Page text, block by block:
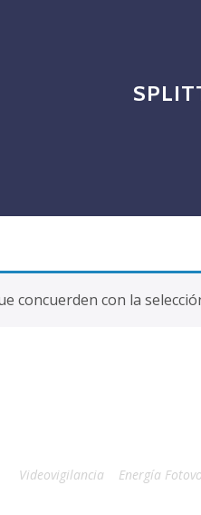
concuerden con la
Videovigilancia Energía